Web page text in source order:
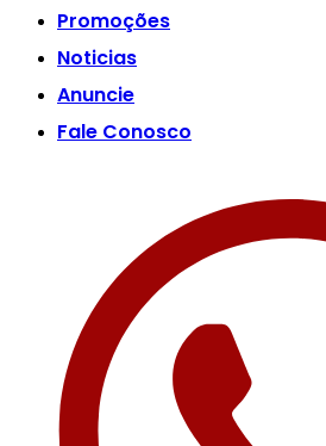
Promoções
Noticias
Anuncie
Fale Conosco